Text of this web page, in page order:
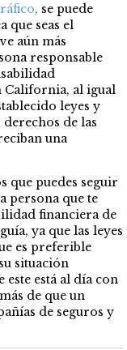
, se puede
que seas el
aún más
responsable
California, al igual
leyes y
de las
una
que puedes seguir
persona que te
financiera de
ya que las leyes
es preferible
situación
está al día con
de que un
de seguros y